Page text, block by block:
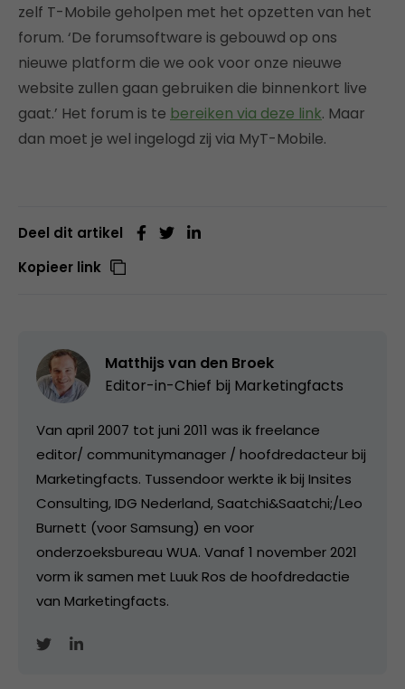
zelf T-Mobile geholpen met het opzetten van het
forum. ‘De forumsoftware is gebouwd op ons
nieuwe platform die we ook voor onze nieuwe
website zullen gaan gebruiken die binnenkort live
gaat.’ Het forum is te bereiken via deze link. Maar
dan moet je wel ingelogd zij via MyT-Mobile.
Deel dit artikel
Kopieer link
Matthijs van den Broek
Editor-in-Chief bij Marketingfacts
Van april 2007 tot juni 2011 was ik freelance
editor/ communitymanager / hoofdredacteur bij
Marketingfacts. Tussendoor werkte ik bij Insites
Consulting, IDG Nederland, Saatchi&Saatchi;/Leo
Burnett (voor Samsung) en voor
onderzoeksbureau WUA. Vanaf 1 november 2021
vorm ik samen met Luuk Ros de hoofdredactie
van Marketingfacts.